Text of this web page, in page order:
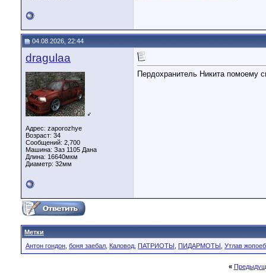
04.08.2026, 22:44
dragulaa
♂
Адрес: zaporozhye
Возраст: 34
Сообщений: 2,700
Машина: Заз 1105 Дана
Длина: 16640мкм
Диаметр: 32мм
Пердохранитель Никита помоему
Метки
Антон гондон боня заебал Каловод ПАТРИОТЫ ПИДАРМОТЫ Утлав жопоеб
«